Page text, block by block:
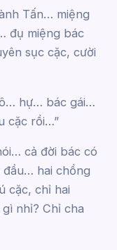
Tấn… miệng
đụ miệng bác
sục cặc, cười
ô… hự… bác gái…
cặc rồi…”
cả đời bác có
hai chồng
cặc, chỉ hai
nhỉ? Chỉ cha